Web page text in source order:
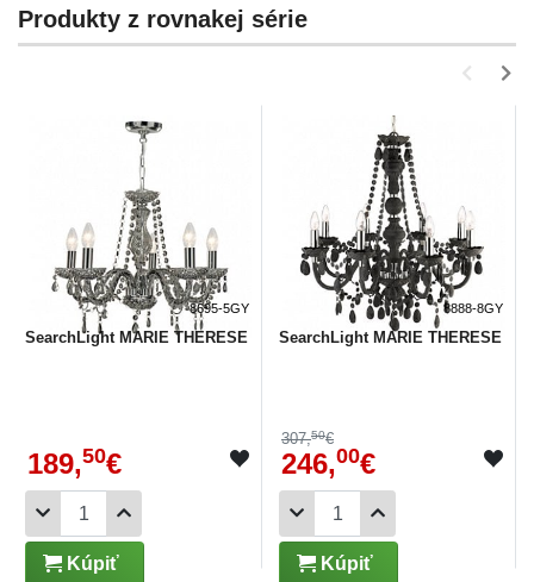
Produkty z rovnakej série
8695-5GY
SearchLight MARIE THERESE
189,50€
Kúpiť
8888-8GY
SearchLight MARIE THERESE
307,50€
246,00€
Kúpiť